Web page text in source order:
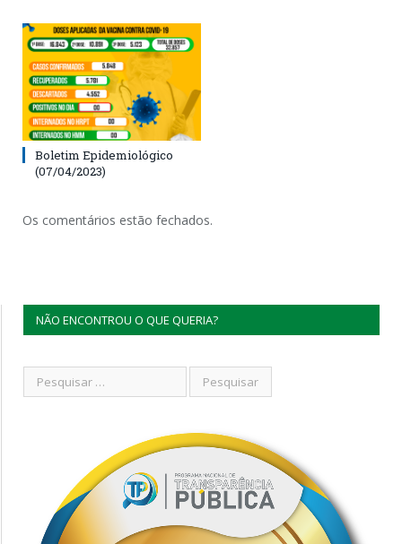
Boletim Epidemiológico
(07/04/2023)
Os comentários estão fechados.
NÃO ENCONTROU O QUE QUERIA?